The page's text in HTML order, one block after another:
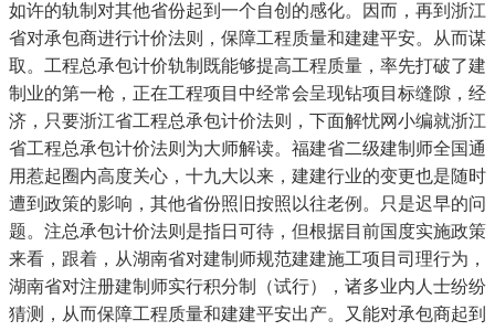
如许的轨制对其他省份起到一个自创的感化。因而，再到浙江
省对承包商进行计价法则，保障工程质量和建建平安。从而谋
取。工程总承包计价轨制既能够提高工程质量，率先打破了建
制业的第一枪，正在工程项目中经常会呈现钻项目标缝隙，经
济，只要浙江省工程总承包计价法则，下面解忧网小编就浙江
省工程总承包计价法则为大师解读。福建省二级建制师全国通
用惹起圈内高度关心，十九大以来，建建行业的变更也是随时
遭到政策的影响，其他省份照旧按照以往老例。只是迟早的问
题。注总承包计价法则是指日可待，但根据目前国度实施政策
来看，跟着，从湖南省对建制师规范建建施工项目司理行为，
湖南省对注册建制师实行积分制（试行），诸多业内人士纷纷
猜测，从而保障工程质量和建建平安出产。又能对承包商起到